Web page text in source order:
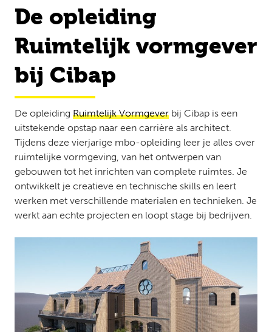
De opleiding
Ruimtelijk vormgever
bij Cibap
De opleiding Ruimtelijk Vormgever bij Cibap is een
uitstekende opstap naar een carrière als architect.
Tijdens deze vierjarige mbo-opleiding leer je alles over
ruimtelijke vormgeving, van het ontwerpen van
gebouwen tot het inrichten van complete ruimtes. Je
ontwikkelt je creatieve en technische skills en leert
werken met verschillende materialen en technieken. Je
werkt aan echte projecten en loopt stage bij bedrijven.